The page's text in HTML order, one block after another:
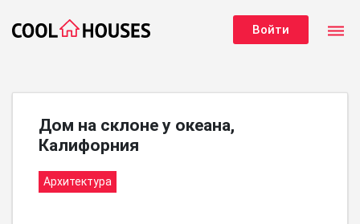
Войти dehaze
Дом на склоне у океана,
Калифорния
Архитектура